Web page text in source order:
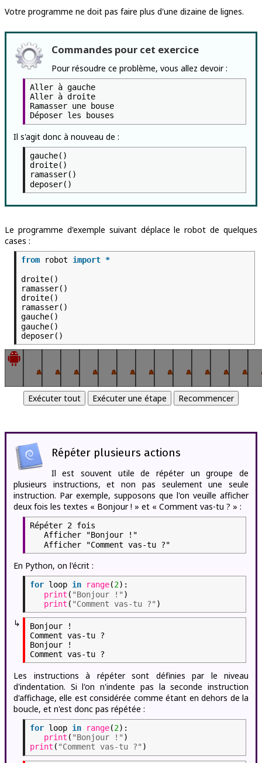
Votre programme ne doit pas faire plus d'une dizaine de lignes.
Commandes pour cet exercice
Pour résoudre ce problème, vous allez devoir :
Aller à gauche
Aller à droite
Ramasser une bouse
Déposer les bouses
Il s'agit donc à nouveau de :
gauche()
droite()
ramasser()
deposer()
Le programme d'exemple suivant déplace le robot de quelques
cases :
from robot import *
droite()
ramasser()
droite()
ramasser()
gauche()
gauche()
deposer()
Répéter plusieurs actions
Il est souvent utile de répéter un groupe de
plusieurs instructions, et non pas seulement une seule
instruction. Par exemple, supposons que l'on veuille afficher
deux fois les textes « Bonjour ! » et « Comment vas-tu ? » :
Répéter 2 fois
Afficher "Bonjour !"
Afficher "Comment vas-tu ?"
En Python, on l'écrit :
for loop in range(2):
print ( "Bonjour !" )
print ( "Comment vas-tu ?" )
↳
Bonjour !
Comment vas-tu ?
Bonjour !
Les instructions à répéter sont définies par le niveau
d'indentation. Si l'on n'indente pas la seconde instruction
d'affichage, elle est considérée comme étant en dehors de la
boucle, et n'est donc pas répétée :
for loop in range(2):
print ( "Bonjour !" )
print ( "Comment vas-tu ?" )